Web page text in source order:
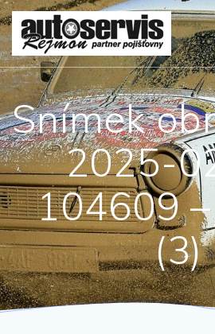
na
obsah
Snímek
2025-
104609
(3)